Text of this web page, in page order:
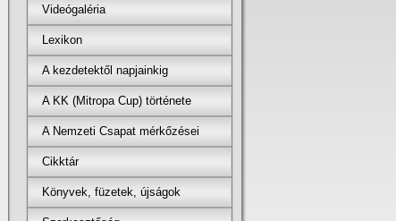
Videógaléria
Lexikon
A kezdetektől napjainkig
A KK (Mitropa Cup) története
A Nemzeti Csapat mérkőzései
Cikktár
Könyvek, füzetek, újságok